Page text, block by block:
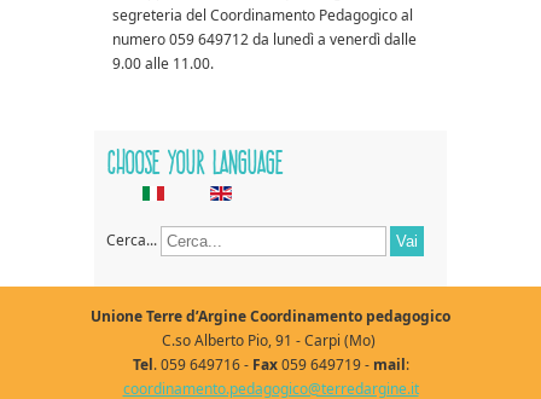
segreteria del Coordinamento Pedagogico al
numero 059 649712 da lunedì a venerdì dalle
9.00 alle 11.00.
Choose your language
Cerca... Vai
Unione Terre d’Argine Coordinamento pedagogico
C.so Alberto Pio, 91 - Carpi (Mo)
Tel. 059 649716 - Fax059 649719 - mail:
coordinamento.pedagogico@terredargine.it